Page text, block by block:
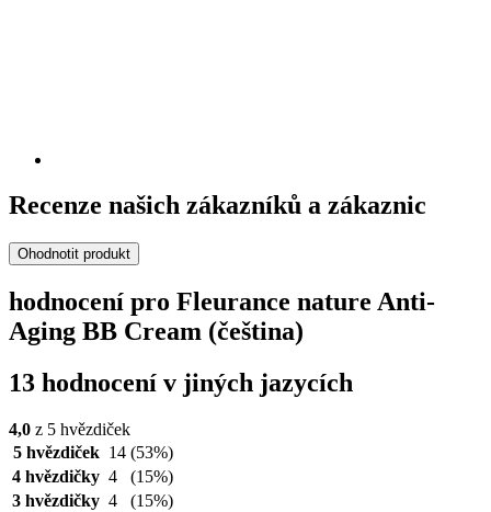
Recenze našich zákazníků a zákaznic
Ohodnotit produkt
hodnocení pro Fleurance nature Anti-
Aging BB Cream (čeština)
13 hodnocení v jiných jazycích
4,0 z 5 hvězdiček
5 hvězdiček 14 (53%)
4 hvězdičky 4
(15%)
3 hvězdičky 4
(15%)